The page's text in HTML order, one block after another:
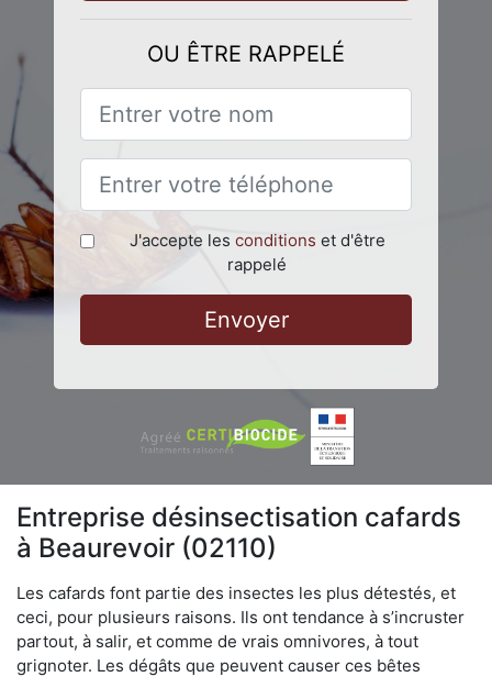
OU ÊTRE RAPPELÉ
J'accepte les conditions et d'être
rappelé
Envoyer
Entreprise désinsectisation cafards
à Beaurevoir (02110)
Les cafards font partie des insectes les plus détestés, et
ceci, pour plusieurs raisons. Ils ont tendance à s’incruster
partout, à salir, et comme de vrais omnivores, à tout
grignoter. Les dégâts que peuvent causer ces bêtes